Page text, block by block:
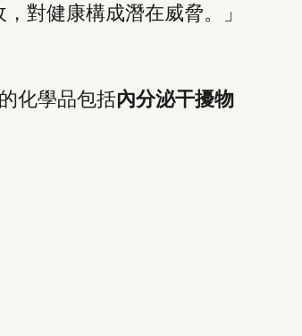
對健康構成潛在威脅。」
化學品包括內分泌干擾物